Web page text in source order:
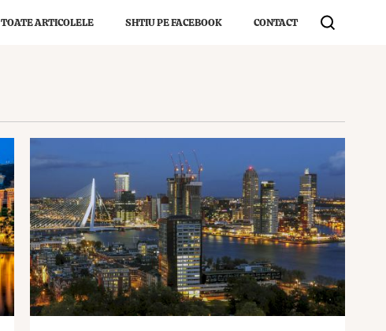
TOATE ARTICOLELE SHTIU PE FACEBOOK CONTACT